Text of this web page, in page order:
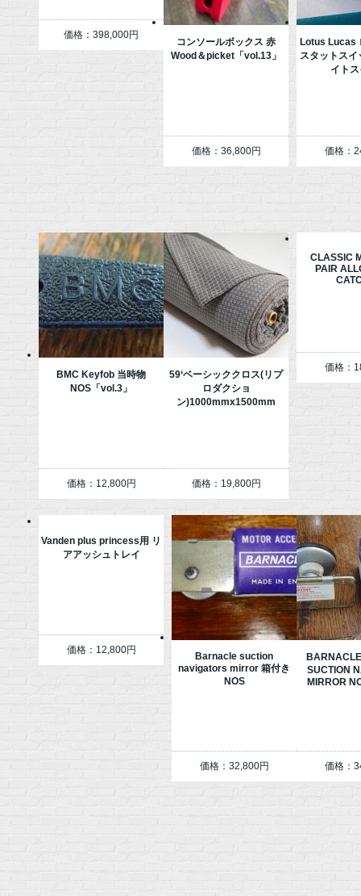
価格：398,000円
コンソールボックス 赤
Wood＆picket「vol.13」
価格：36,800円
Lotus Lucas
スタットスイ
イト
価格：
BMC Keyfob 当時物
NOS「vol.3」
価格：12,800円
59‘ベーシッククロス(リプ
ロダクショ
ン)1000mmx1500mm
価格：19,800円
CLASSIC
PAIR
価格：
Vanden plus princess用 リ
アアッシュトレイ
価格：12,800円
Barnacle suction
navigators mirror 箱付き
NOS
価格：32,800円
SUCTION
MIRROR
価格：